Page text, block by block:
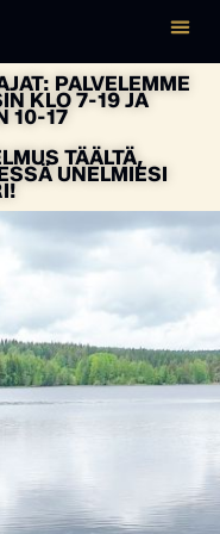
PALVELEMME
KLO 7-19 JA
10-17
TÄÄLTÄ,
UNELMIESI